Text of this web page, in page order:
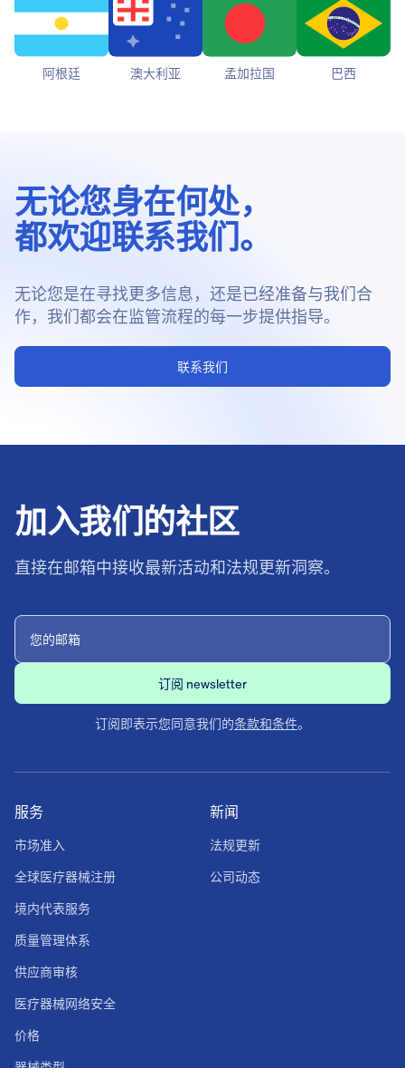
阿根廷 澳大利亚 孟加拉国 巴西
无论您身在何处，
都欢迎联系我们。
无论您是在寻找更多信息，还是已经准备与我们合
作，我们都会在监管流程的每一步提供指导。
联系我们
加入我们的社区
直接在邮箱中接收最新活动和法规更新洞察。
订阅即表示您同意我们的条款和条件。
新闻
法规更新
公司动态
服务
市场准入
全球医疗器械注册
境内代表服务
质量管理体系
供应商审核
医疗器械网络安全
价格